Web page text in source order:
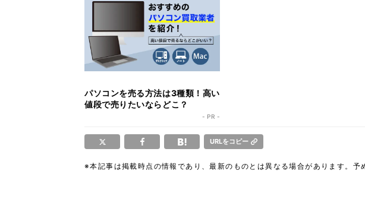
パソコンを売る方法は3種類！高い
値段で売りたいならどこ？
- PR -
URLをコピー
※本記事は掲載時点の情報であり、最新のものとは異なる場合があります。予